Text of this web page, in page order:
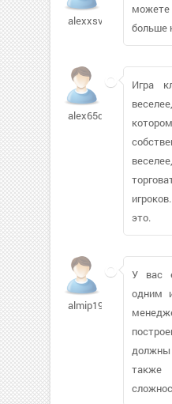
alexxsv
больше
alex65q
Игра
это.
almip1995261
У вас
одним
должны
также